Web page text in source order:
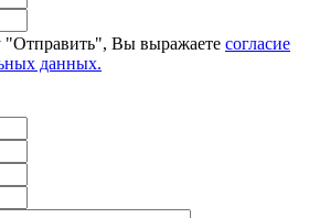
Вы выражаете согласие
данных.